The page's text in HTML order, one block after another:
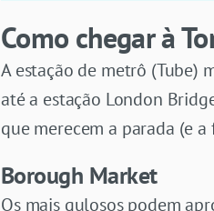
Como chegar à
A estação de metrô (Tube)
até a estação London
que merecem a parada (e a
Borough Market
Os mais gulosos podem